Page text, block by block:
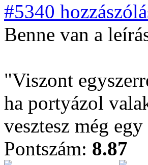
#5340
Benne van a
"Viszont
ha portyázol
vesztesz még
Pontszám: 8.87